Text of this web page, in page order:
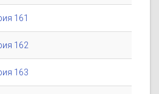
161
162
163